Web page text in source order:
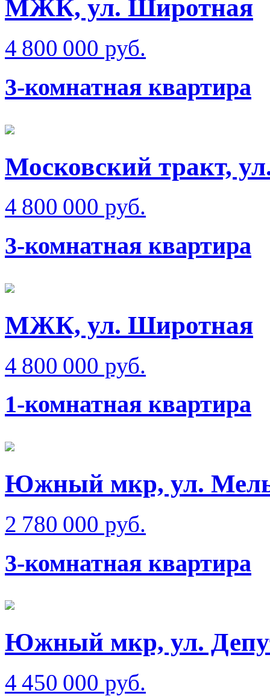
МЖК, ул. Широтная
4 800 000 руб.
3-комнатная квартира
Московский тракт,
4 800 000 руб.
3-комнатная квартира
МЖК, ул. Широтная
4 800 000 руб.
1-комнатная квартира
Южный мкр, ул.
2 780 000 руб.
3-комнатная квартира
Южный мкр, ул.
4 450 000 руб.